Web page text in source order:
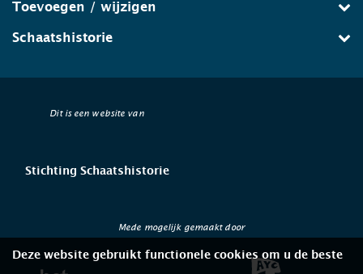
Toevoegen / wijzigen
Schaatshistorie
Dit is een website van
Stichting Schaatshistorie
Mede mogelijk gemaakt door
Deze website gebruikt functionele cookies om u de beste